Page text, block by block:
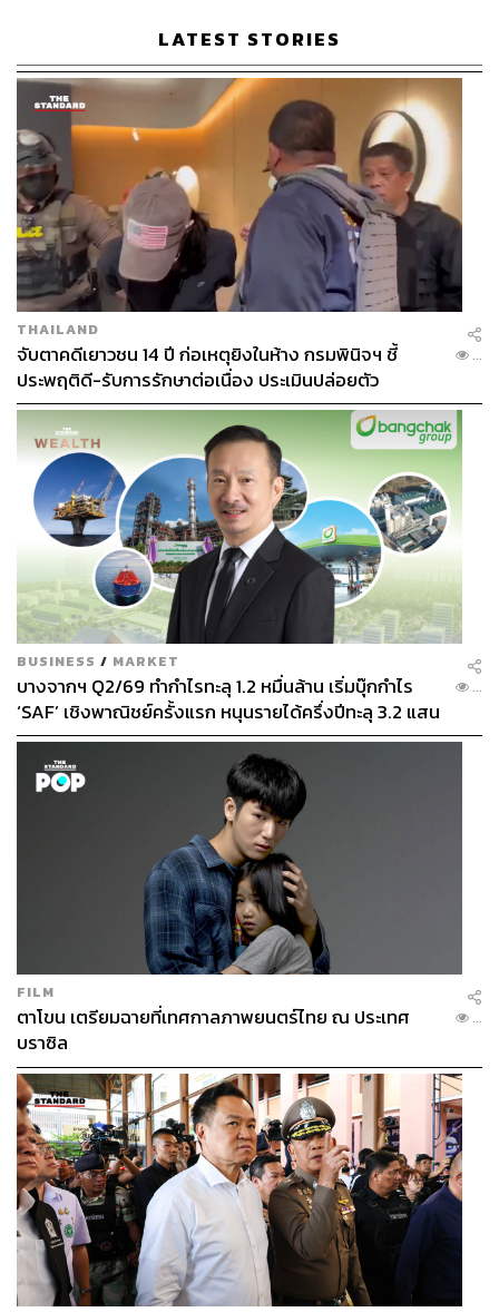
LATEST STORIES
THAILAND
จับตาคดีเยาวชน 14 ปี ก่อเหตุยิงในห้าง กรมพินิจฯ ชี้
ประพฤติดี-รับการรักษาต่อเนื่อง ประเมินปล่อยตัว
...
BUSINESS / MARKET
บางจากฯ Q2/69 ทำกำไรทะลุ 1.2 หมื่นล้าน เริ่มบุ๊กกำไร
‘SAF’ เชิงพาณิชย์ครั้งแรก หนุนรายได้ครึ่งปีทะลุ 3.2 แสน
ล้าน
...
FILM
ตาโขน เตรียมฉายที่เทศกาลภาพยนตร์ไทย ณ ประเทศ
บราซิล
...